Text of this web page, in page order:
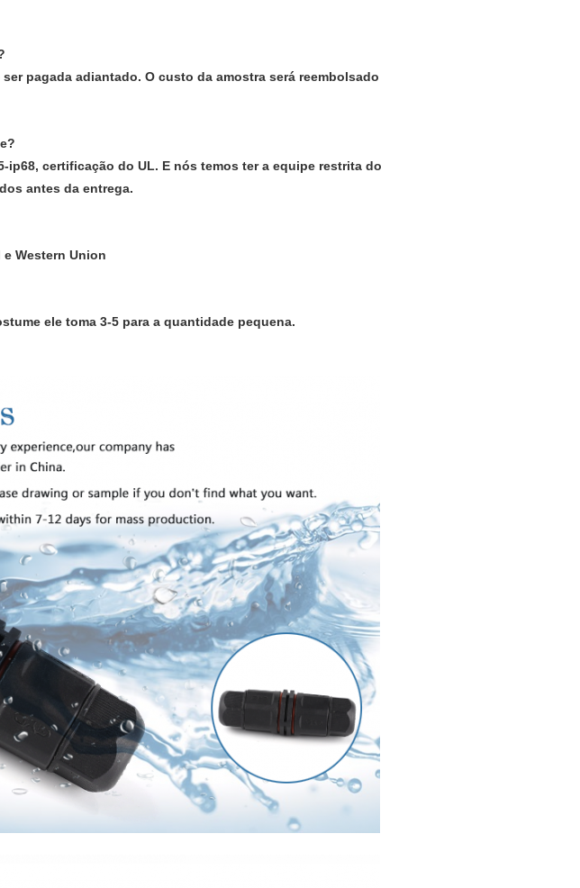
pagada adiantado. O custo da amostra será reembolsado
ip68, certificação do UL. E nós temos ter a equipe restrita do
antes da entrega.
e Western Union
ele toma 3-5 para a quantidade pequena.